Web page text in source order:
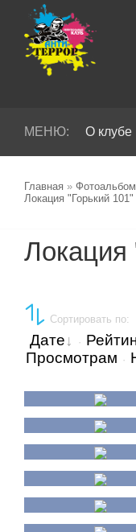
МЕНЮ: О клубе
Главная » Фотоальбом
Локация "Горький 101"
Локация
Сортировать по:
Дате ·
Просмотрам ·